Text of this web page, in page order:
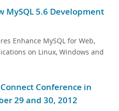
MySQL 5.6 Development
Enhance MySQL for Web,
on Linux, Windows and
Conference in
29 and 30, 2012